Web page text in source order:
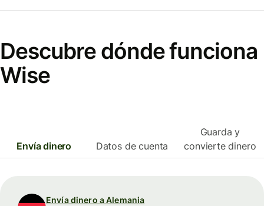
Descubre dónde funciona
Wise
Envía dinero Datos de cuenta
Guarda y
convierte dinero
Envía dinero a Alemania